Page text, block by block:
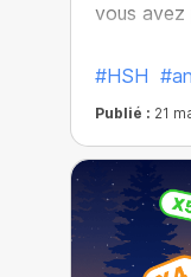
vous avez
tous les
tous les
vous.
#HSH
Publié : 21